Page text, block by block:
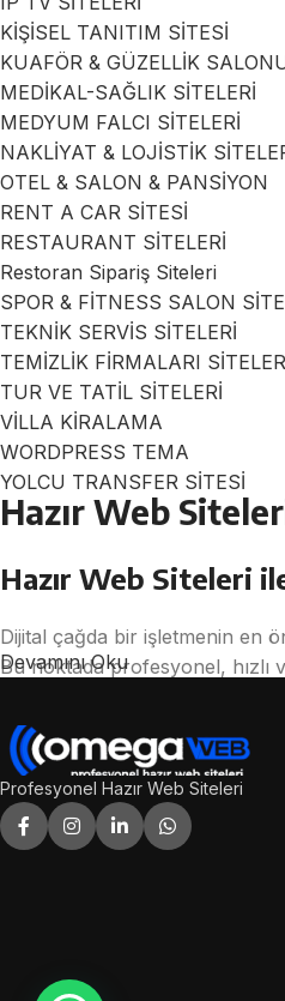
KİŞİSEL TANITIM SİTESİ
KUAFÖR & GÜZELLİK
MEDİKAL-SAĞLIK SİTELERİ
MEDYUM FALCI SİTELERİ
NAKLİYAT & LOJİSTİK
OTEL & SALON & PANSİYON
RENT A CAR SİTESİ
RESTAURANT SİTELERİ
Restoran Sipariş Siteleri
SPOR & FİTNESS SALON
TEKNİK SERVİS SİTELERİ
TEMİZLİK FİRMALARI
TUR VE TATİL SİTELERİ
VİLLA KİRALAMA
WORDPRESS TEMA
YOLCU TRANSFER SİTESİ
Hazır Web
Hazır Web Siteleri
Dijital çağda bir işletmenin en
Bu noktada profesyonel, hızlı
Hazır web siteleri; önceden
uyarlanmasıyla oluşturulur.
Hazır Web Siteleri
Hazır web siteleri, belirli
Devamını Oku
Profesyonel Hazır Web Siteleri